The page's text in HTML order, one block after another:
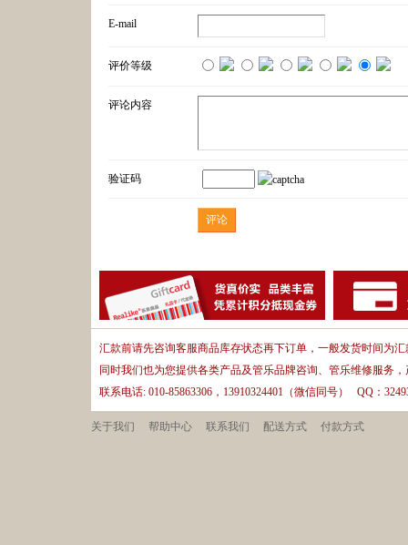
E-mail
评价等级
评论内容
验证码
汇款前请先咨询客服商品库存状态再下订单，一般发货时间为汇
同时我们也为您提供各类产品及管乐品牌咨询、管乐维修服务
联系电话: 010-85863306，13910324401（微信同号） QQ：
关于我们 帮助中心 联系我们 配送方式 付款方式